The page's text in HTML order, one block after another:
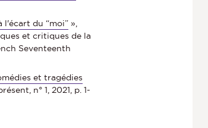
l'écart du “moi” »,
et critiques de la
Seventeenth
et tragédies
n° 1, 2021, p. 1-